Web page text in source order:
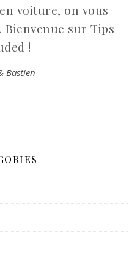
voiture, on vous
Bienvenue sur Tips
!
Bastien